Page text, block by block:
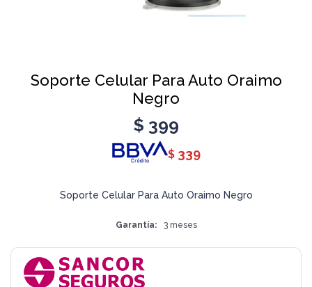
Soporte Celular Para Auto Oraimo
Negro
$ 399
$ 339
Soporte Celular Para Auto Oraimo Negro
Garantía 3 meses